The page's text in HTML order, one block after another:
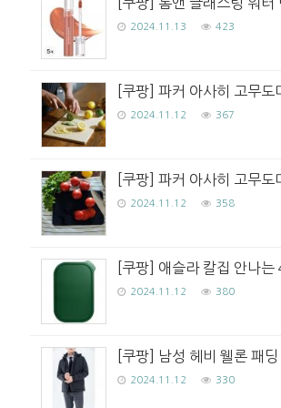
2024.11.13 423
[쿠팡] 파커 아사히 고무
2024.11.12 367
[쿠팡] 파커 아사히 고무
2024.11.12 358
[쿠팡] 애슬라 칼집 안나
2024.11.12 380
[쿠팡] 남성 헤비 웰론 패
2024.11.12 330